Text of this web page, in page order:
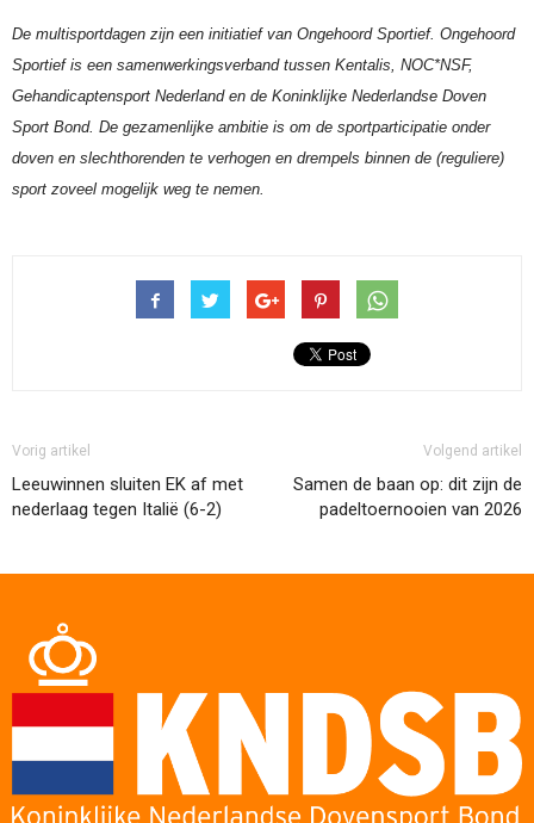
De multisportdagen zijn een initiatief van Ongehoord Sportief. Ongehoord
Sportief is een samenwerkingsverband tussen Kentalis, NOC*NSF,
Gehandicaptensport Nederland en de Koninklijke Nederlandse Doven
Sport Bond. De gezamenlijke ambitie is om de sportparticipatie onder
doven en slechthorenden te verhogen en drempels binnen de (reguliere)
sport zoveel mogelijk weg te nemen.
Vorig artikel
Leeuwinnen sluiten EK af met
nederlaag tegen Italië (6-2)
Volgend artikel
Samen de baan op: dit zijn de
padeltoernooien van 2026